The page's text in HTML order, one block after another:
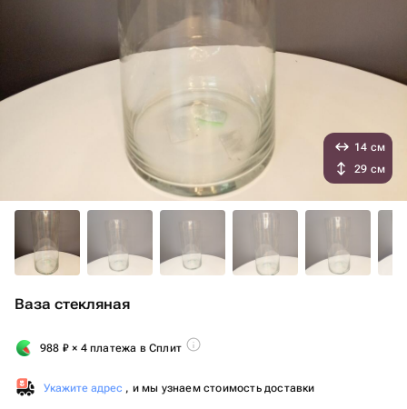
Ваза стекляная
988 ₽ × 4 платежа в Сплит
Укажите адрес , и мы узнаем стоимость доставки
14 см
29 см